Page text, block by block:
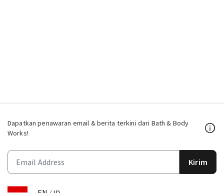
Dapatkan penawaran email & berita terkini dari Bath & Body
Works!
Kirim